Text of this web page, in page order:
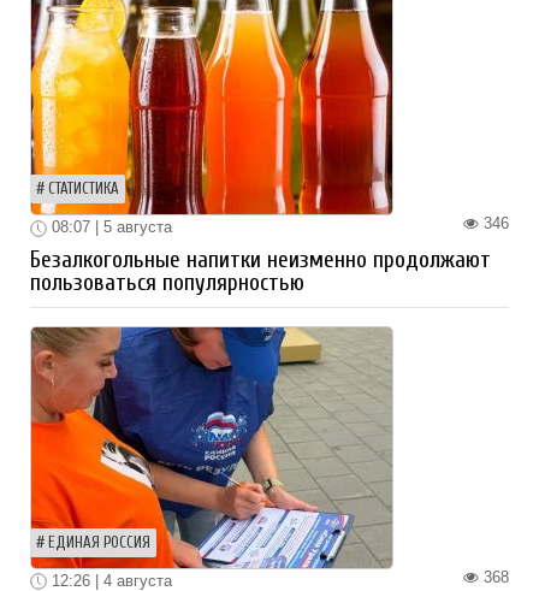
СТАТИСТИКА
346
08:07 | 5 августа
Безалкогольные напитки неизменно продолжают
пользоваться популярностью
ЕДИНАЯ РОССИЯ
368
12:26 | 4 августа